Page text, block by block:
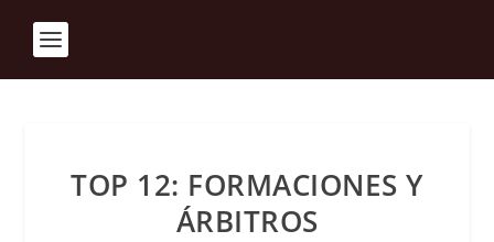
TOP 12: FORMACIONES Y
ÁRBITROS